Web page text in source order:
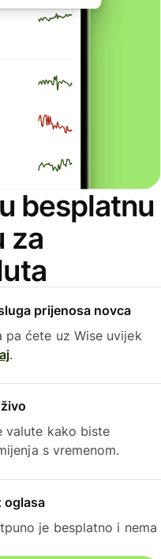
besplatnu
za
prijenosa novca
pa ćete uz Wise uvijek
.
valute kako biste
s vremenom.
oglasa
je besplatno i nema